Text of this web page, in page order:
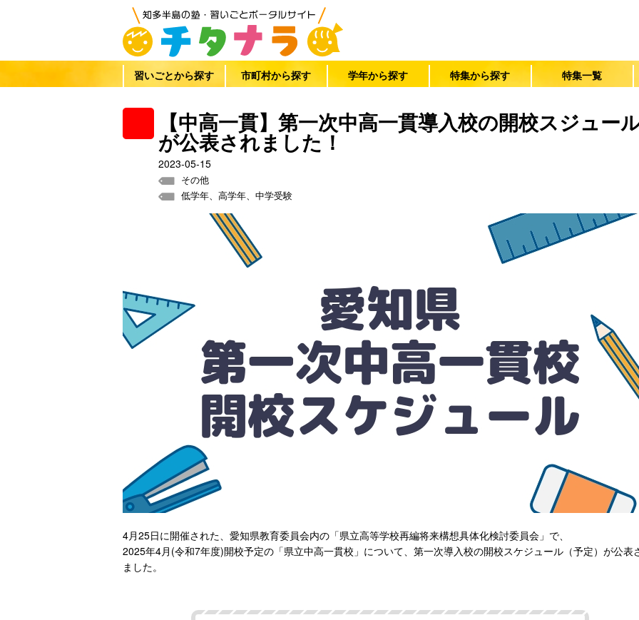
習いごとから探す 市町村から探す 学年から探す 特集から探す 特集一覧
【中高一貫】第一次中高一貫導入校の開校スジュー
が公表されました！
2023-05-15
その他
低学年、高学年、中学受験
4月25日に開催された、愛知県教育委員会内の「県立高等学校再編将来構想具体化検討委員会」で、
2025年4月(令和7年度)開校予定の「県立中高一貫校」について、第一次導入校の開校スケジュール（予定）が公表
ました。